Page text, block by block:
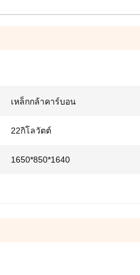
เหล็กกล้าคาร์บอน
22กิโลวัตต์
1650*850*1640